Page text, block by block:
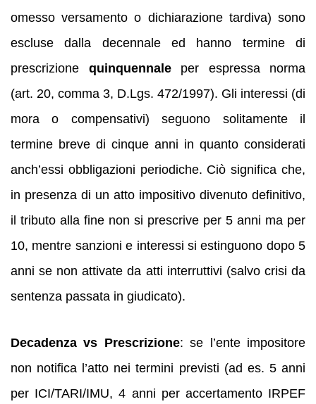
omesso versamento o dichiarazione tardiva) sono
escluse dalla decennale ed hanno termine di
prescrizione quinquennaleper espressa norma
(art. 20, comma 3, D.Lgs. 472/1997). Gli interessi (di
mora o compensativi) seguono solitamente il
termine breve di cinque anni in quanto considerati
anch’essi obbligazioni periodiche. Ciò significa che,
in presenza di un atto impositivo divenuto definitivo,
il tributo alla fine non si prescrive per 5 anni ma per
10, mentre sanzioni e interessi si estinguono dopo 5
anni se non attivate da atti interruttivi (salvo crisi da
sentenza passata in giudicato).
Decadenza vs Prescrizione: se l’ente impositore
non notifica l’atto nei termini previsti (ad es. 5 anni
per ICI/TARI/IMU, 4 anni per accertamento IRPEF